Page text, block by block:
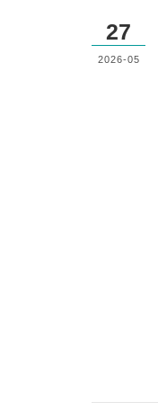
27
2026-05